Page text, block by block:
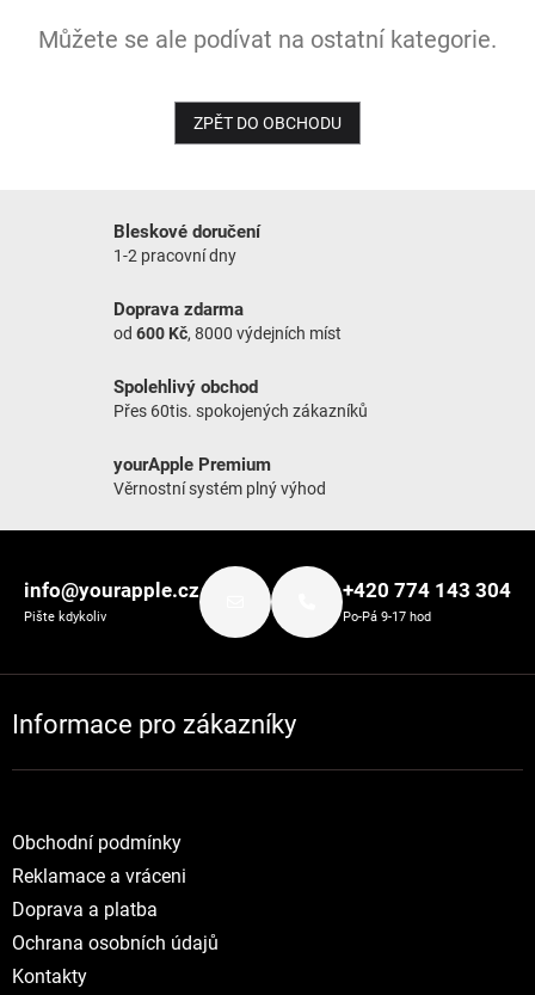
NOVINKY
Můžete se ale podívat na ostatní kategorie.
ZPĚT DO OBCHODU
Bleskové doručení
1-2 pracovní dny
Doprava zdarma
od 600 Kč, 8000 výdejních míst
Spolehlivý obchod
Přes 60tis. spokojených zákazníků
yourApple Premium
Věrnostní systém plný výhod
info@yourapple.cz
Pište kdykoliv
+420 774 143 304
Po-Pá 9-17 hod
Informace pro zákazníky
Obchodní podmínky
Reklamace a vráceni
Doprava a platba
Ochrana osobních údajů
Kontakty